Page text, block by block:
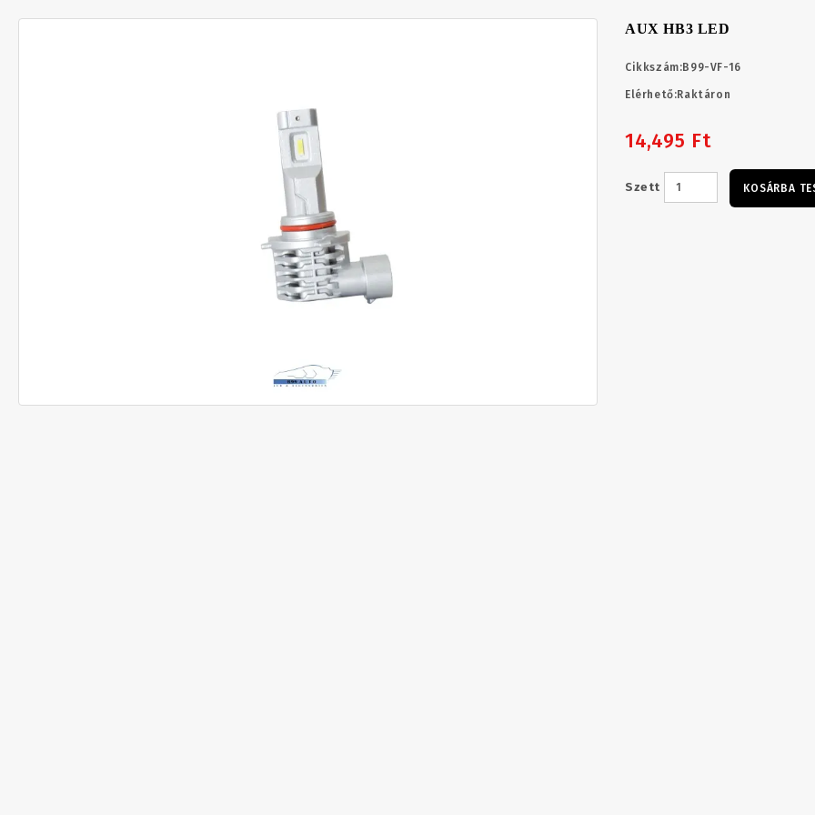
AUX HB3 LED
Cikkszám:B99-VF-16
Elérhető:Raktáron
14,495 Ft
Szett KOSÁRBA